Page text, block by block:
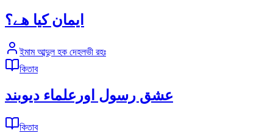
ايمان كيا هے؟
ইমাম আব্দুল হক দেহলভী রহঃ
কিতাব
عشق رسول اورعلماء ديوبند
কিতাব